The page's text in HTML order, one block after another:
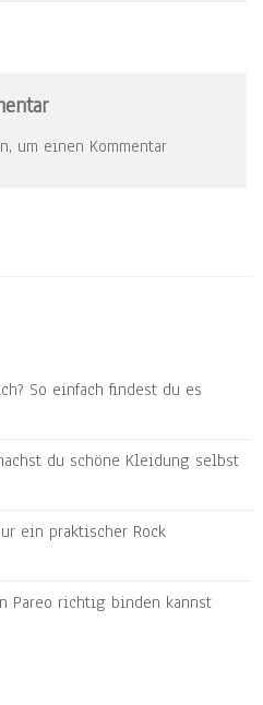
um einen Kommentar
So einfach findest du es
du schöne Kleidung selbst
ein praktischer Rock
Pareo richtig binden kannst